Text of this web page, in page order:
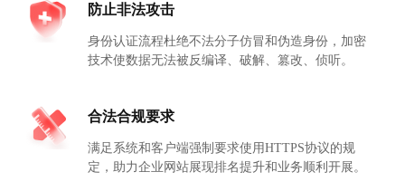
防止非法攻击
身份认证流程杜绝不法分子仿冒和伪造身份，加密
技术使数据无法被反编译、破解、篡改、侦听。
合法合规要求
满足系统和客户端强制要求使用HTTPS协议的规
定，助力企业网站展现排名提升和业务顺利开展。